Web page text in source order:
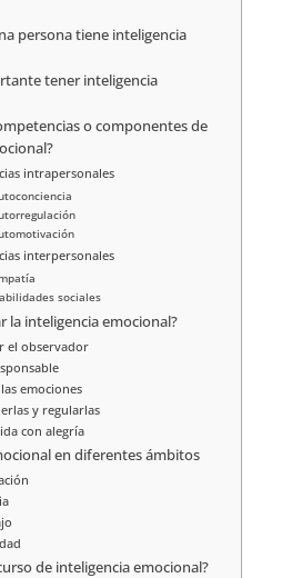
persona tiene inteligencia
tener inteligencia
o componentes de
intrapersonales
interpersonales
sociales
la inteligencia emocional?
el observador
emociones
y regularlas
con alegría
en diferentes ámbitos
de inteligencia emocional?